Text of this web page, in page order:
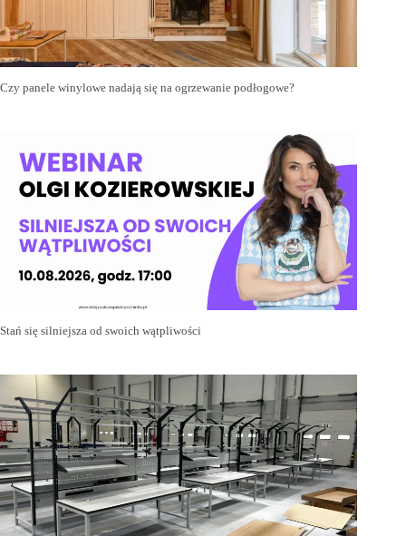
Czy panele winylowe nadają się na ogrzewanie podłogowe?
Stań się silniejsza od swoich wątpliwości